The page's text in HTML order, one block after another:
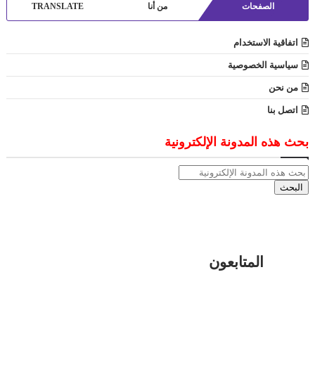
الصفحات من أنا TRANSLATE
اتفاقية الاستخدام
سياسية الخصوصية
من نحن
اتصل بنا
بحث هذه المدونة الإلكترونية
المتابعون